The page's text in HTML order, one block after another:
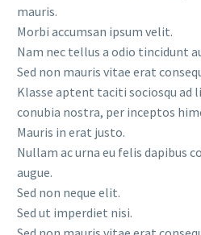
mauris.
Morbi accumsan ipsum velit.
Nam nec tellus a odio tincidunt
Sed non mauris vitae erat
Klasse aptent taciti sociosqu
conubia nostra, per inceptos
Mauris in erat justo.
Nullam ac urna eu felis dapibus
augue.
Sed non neque elit.
Sed ut imperdiet nisi.